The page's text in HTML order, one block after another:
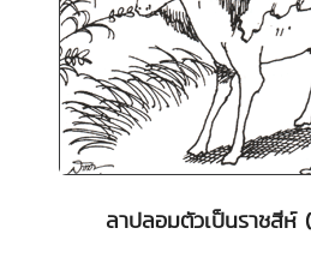
ลาปลอมตัวเป็นราชสีห์